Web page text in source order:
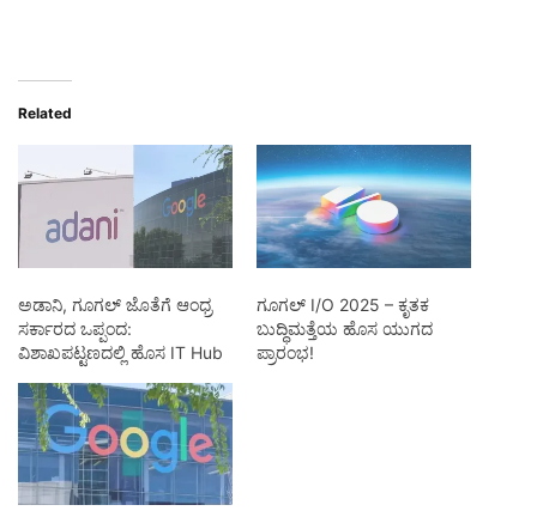
Related
ಅಡಾನಿ, ಗೂಗಲ್ ಜೊತೆಗೆ ಆಂಧ್ರ
ಸರ್ಕಾರದ ಒಪ್ಪಂದ:
ವಿಶಾಖಪಟ್ಟಣದಲ್ಲಿ ಹೊಸ IT Hub
ಗೂಗಲ್ I/O 2025 – ಕೃತಕ
ಬುದ್ಧಿಮತ್ತೆಯ ಹೊಸ ಯುಗದ
ಪ್ರಾರಂಭ!